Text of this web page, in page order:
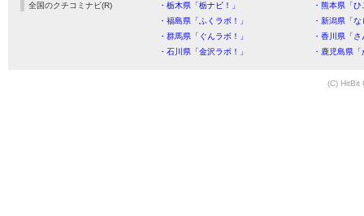
全国のクチコミナビ(R) ・栃木県「栃ナビ！」
・熊本県「
・福島県「ふくラボ！」
・新潟県「
・群馬県「ぐんラボ！」
・香川県「
・石川県「金沢ラボ！」
・鹿児島県
(C) HitBit